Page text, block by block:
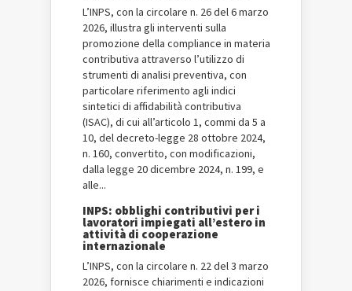
L’INPS, con la circolare n. 26 del 6 marzo
2026, illustra gli interventi sulla
promozione della compliance in materia
contributiva attraverso l’utilizzo di
strumenti di analisi preventiva, con
particolare riferimento agli indici
sintetici di affidabilità contributiva
(ISAC), di cui all’articolo 1, commi da 5 a
10, del decreto-legge 28 ottobre 2024,
n. 160, convertito, con modificazioni,
dalla legge 20 dicembre 2024, n. 199, e
alle...
INPS: obblighi contributivi per i
lavoratori impiegati all’estero in
attività di cooperazione
internazionale
L’INPS, con la circolare n. 22 del 3 marzo
2026, fornisce chiarimenti e indicazioni